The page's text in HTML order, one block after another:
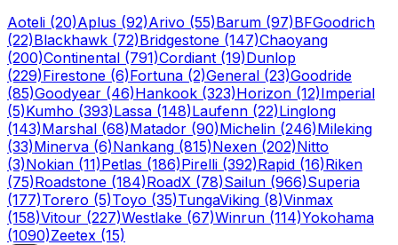
Aoteli (20)Aplus (92)Arivo (55)Barum (97)BFGoodrich
(22)Blackhawk (72)Bridgestone (147)Chaoyang
(200)Continental (791)Cordiant (19)Dunlop
(229)Firestone (6)Fortuna (2)General (23)Goodride
(85)Goodyear (46)Hankook (323)Horizon (12)Imperial
(5)Kumho (393)Lassa (148)Laufenn (22)Linglong
(143)Marshal (68)Matador (90)Michelin (246)Mileking
(33)Minerva (6)Nankang (815)Nexen (202)Nitto
(3)Nokian (11)Petlas (186)Pirelli (392)Rapid (16)Riken
(75)Roadstone (184)RoadX (78)Sailun (966)Superia
(177)Torero (5)Toyo (35)TungaViking (8)Vinmax
(158)Vitour (227)Westlake (67)Winrun (114)Yokohama
(1090)Zeetex (15)